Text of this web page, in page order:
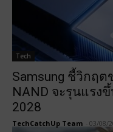
Tech
Samsung ชี้วิกฤ
NAND จะรุนแรง
2028
TechCatchUp Team 03/08/